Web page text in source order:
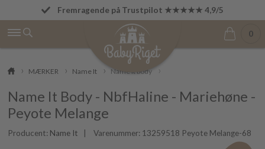
Fri fragt fra 499 kr.
Fremragende på Trustpilot ★★★★★ 4,9/5
0
MÆRKER Name It Name It body
Name It Body - NbfHaline - Mariehøne -
Peyote Melange
Producent: Name It | Varenummer: 13259518 Peyote Melange-68